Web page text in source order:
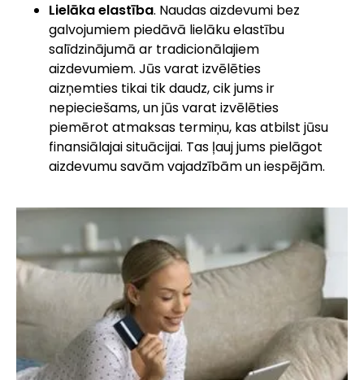
Lielāka elastība. Naudas aizdevumi bez
galvojumiem piedāvā lielāku elastību
salīdzinājumā ar tradicionālajiem
aizdevumiem. Jūs varat izvēlēties
aizņemties tikai tik daudz, cik jums ir
nepieciešams, un jūs varat izvēlēties
piemērot atmaksas termiņu, kas atbilst jūsu
finansiālajai situācijai. Tas ļauj jums pielāgot
aizdevumu savām vajadzībām un iespējām.